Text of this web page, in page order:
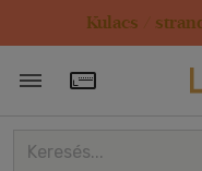
Kulacs /
Törzsvásárlói